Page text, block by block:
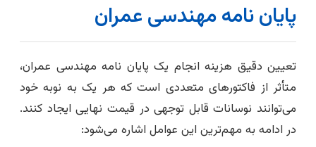
پایان نامه مهندسی عمران
تعیین دقیق هزینه انجام یک پایان نامه مهندسی عمران،
متأثر از فاکتورهای متعددی است که هر یک به نوبه خود
می‌توانند نوسانات قابل توجهی در قیمت نهایی ایجاد کنند.
در ادامه به مهم‌ترین این عوامل اشاره می‌شود: